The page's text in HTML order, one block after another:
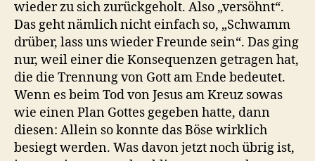
wieder zu sich zurückgeholt. Also „versöhnt“.
Das geht nämlich nicht einfach so, „Schwamm
drüber, lass uns wieder Freunde sein“. Das ging
nur, weil einer die Konsequenzen getragen hat,
die die Trennung von Gott am Ende bedeutet.
Wenn es beim Tod von Jesus am Kreuz sowas
wie einen Plan Gottes gegeben hatte, dann
diesen: Allein so konnte das Böse wirklich
besiegt werden. Was davon jetzt noch übrig ist,